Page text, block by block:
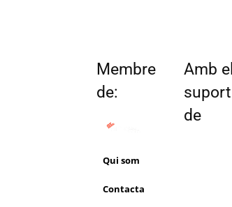
Membre
de:
Qui som
Contacta
Amb el
suport
de